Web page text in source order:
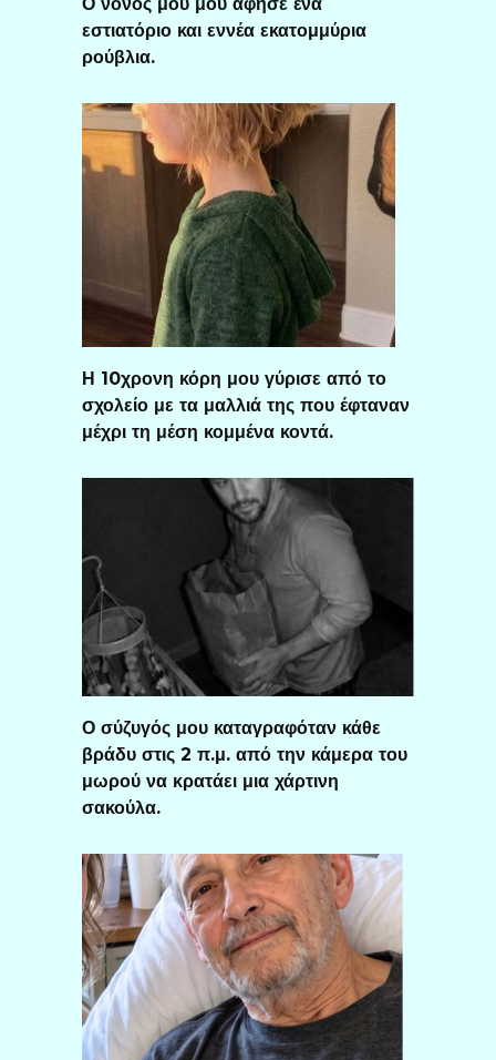
εστιατόριο και εννέα εκατομμύρια
ρούβλια.
Η 10χρονη κόρη μου γύρισε από το
σχολείο με τα μαλλιά της που έφταναν
μέχρι τη μέση κομμένα κοντά.
Ο σύζυγός μου καταγραφόταν κάθε
βράδυ στις 2 π.μ. από την κάμερα του
μωρού να κρατάει μια χάρτινη
σακούλα.